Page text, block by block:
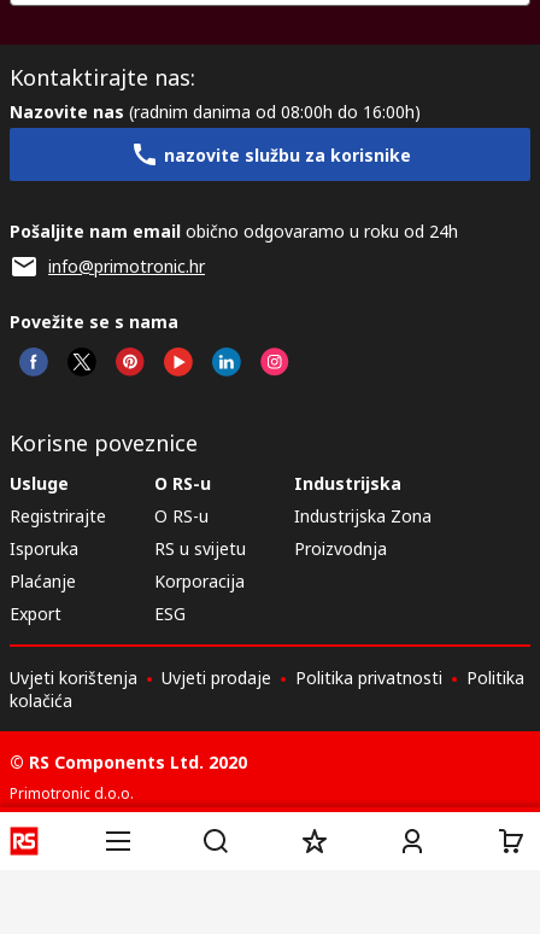
Kontaktirajte nas:
Nazovite nas (radnim danima od 08:00h do 16:00h)
nazovite službu za korisnike
Pošaljite nam email obično odgovaramo u roku od 24h
info@primotronic.hr
Povežite se s nama
Korisne poveznice
Usluge
Registrirajte
Isporuka
Plaćanje
Export
O RS-u
O RS-u
RS u svijetu
Korporacija
ESG
Industrijska
Industrijska Zona
Proizvodnja
Uvjeti korištenja Uvjeti prodaje Politika privatnosti
Politika
kolačića
© RS Components Ltd. 2020
Primotronic d.o.o.
Karlovačka cesta 4 i
10020, Novi Zagreb
Hrvatska